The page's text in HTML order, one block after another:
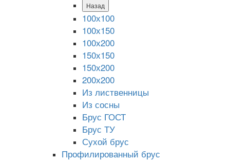
Назад
100х100
100х150
100х200
150х150
150х200
200х200
Из лиственницы
Из сосны
Брус ГОСТ
Брус ТУ
Сухой брус
Профилированный брус